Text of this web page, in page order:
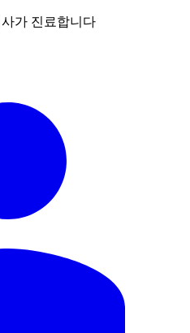
가 진료합니다